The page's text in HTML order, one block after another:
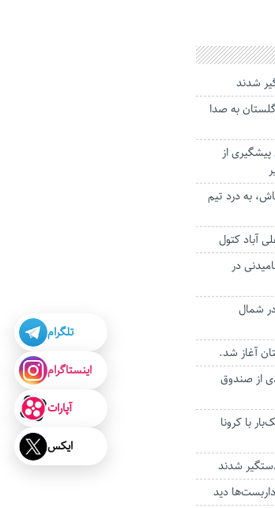
شدند
به صدا
از
به درد تیم
آشامیدنی در
شمال
آغاز شد.
مندی از صندوق
با کرونا
شدند
دید
تلگرام
اینستاگرام
آپارات
ایکس